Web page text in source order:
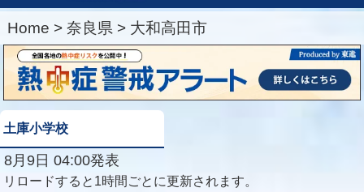
Home > 奈良県 > 大和高田市
土庫小学校
8月9日 04:00発表
リロードすると1時間ごとに更新されます。